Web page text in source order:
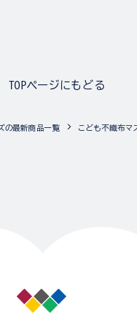
TOPページにもどる
の最新商品一覧 こども不織布